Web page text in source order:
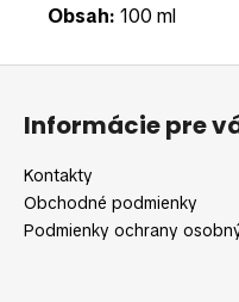
Obsah: 100 ml
Z
Informácie pre
Kontakty
Obchodné podmienky
Podmienky ochrany